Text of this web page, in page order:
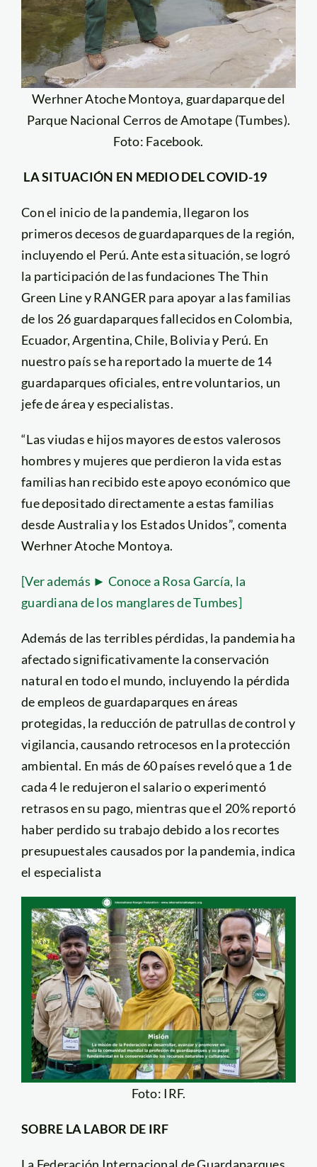
Werhner Atoche Montoya, guardaparque del
Parque Nacional Cerros de Amotape (Tumbes).
Foto: Facebook.
LA SITUACIÓN EN MEDIO DEL COVID-19
Con el inicio de la pandemia, llegaron los
primeros decesos de guardaparques de la región,
incluyendo el Perú. Ante esta situación, se logró
la participación de las fundaciones The Thin
Green Line y RANGER para apoyar a las familias
de los 26 guardaparques fallecidos en Colombia,
Ecuador, Argentina, Chile, Bolivia y Perú. En
nuestro país se ha reportado la muerte de 14
guardaparques oficiales, entre voluntarios, un
jefe de área y especialistas.
“Las viudas e hijos mayores de estos valerosos
hombres y mujeres que perdieron la vida estas
familias han recibido este apoyo económico que
fue depositado directamente a estas familias
desde Australia y los Estados Unidos”, comenta
Werhner Atoche Montoya.
[Ver además ► Conoce a Rosa García, la
guardiana de los manglares de Tumbes]
Además de las terribles pérdidas, la pandemia ha
afectado significativamente la conservación
natural en todo el mundo, incluyendo la pérdida
de empleos de guardaparques en áreas
protegidas, la reducción de patrullas de control y
vigilancia, causando retrocesos en la protección
ambiental. En más de 60 países reveló que a 1 de
cada 4 le redujeron el salario o experimentó
retrasos en su pago, mientras que el 20% reportó
haber perdido su trabajo debido a los recortes
presupuestales causados por la pandemia, indica
el especialista
Foto: IRF.
SOBRE LA LABOR DE IRF